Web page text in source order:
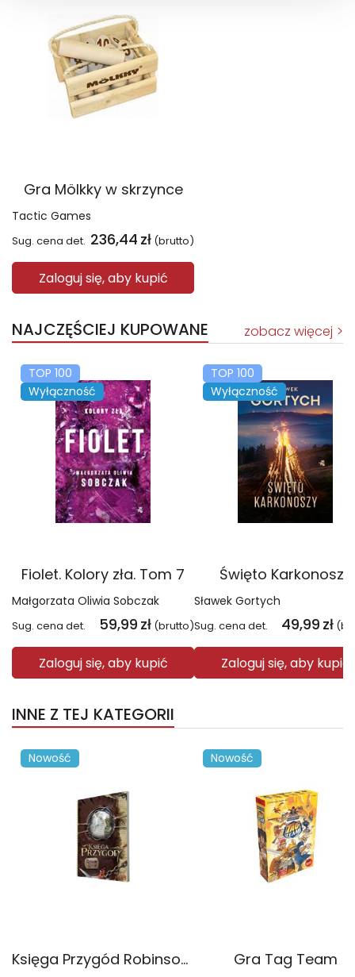
Gra Mölkky w skrzynce
Tactic Games
Sug. cena det. 236,44 zł (brutto)
Zaloguj się, aby kupić
NAJCZĘŚCIEJ KUPOWANE zobacz więcej
TOP 100
Wyłączność
Fiolet. Kolory zła. Tom 7
Małgorzata Oliwia Sobczak
Sug. cena det. 59,99 zł (brutto)
Zaloguj się, aby kupić
TOP 100
Wyłączność
Święto Karkonoszy
Sławek Gortych
Sug. cena det. 49,99 zł
Zaloguj się, aby kupić
INNE Z TEJ KATEGORII
Nowość
Księga Przygód Robinson Crusoe
Nowość
Gra Tag Team